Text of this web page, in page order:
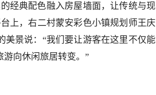
经典配色融入房屋墙面，让传统与现
上，右二村蒙安彩色小镇规划师王庆
美景说：“我们要让游客在这里不仅能
向休闲旅居转变。”